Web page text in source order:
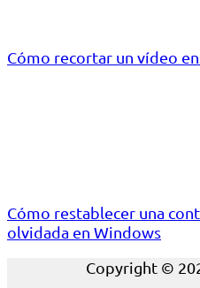
Cómo recortar un vídeo
Cómo restablecer una
olvidada en Windows
Copyright ©